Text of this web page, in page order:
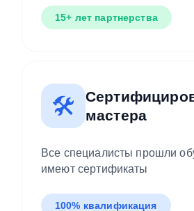
15+ лет партнерства
🛠️
мастера
Все специалисты прошли
имеют сертификаты
100% квалификация